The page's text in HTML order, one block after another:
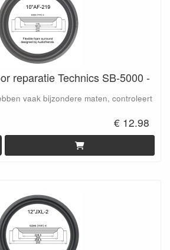
reparatie Technics SB-5000 -
vaak bijzondere maten, controleert
€ 12.98